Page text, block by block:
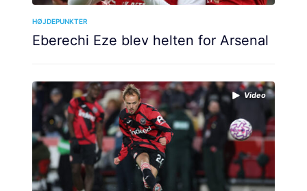
HØJDEPUNKTER
Eberechi Eze blev helten for Arsenal
Video